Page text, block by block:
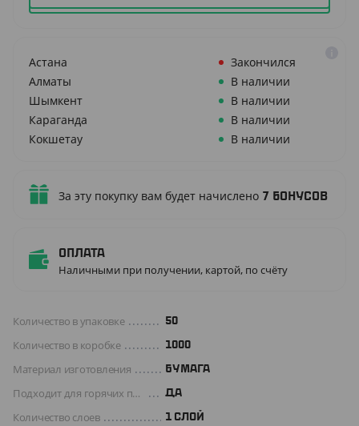
Астана
Закончился
Алматы
В наличии
Шымкент
В наличии
Караганда
В наличии
Кокшетау
В наличии
За эту покупку вам будет начислено 7 бонусов
Оплата
Наличными при получении, картой, по счёту
Количество в упаковке 50
Количество в коробке 1000
Материал изготовления БУМАГА
Подходит для горячих продуктов ДА
Количество слоев 1 СЛОЙ